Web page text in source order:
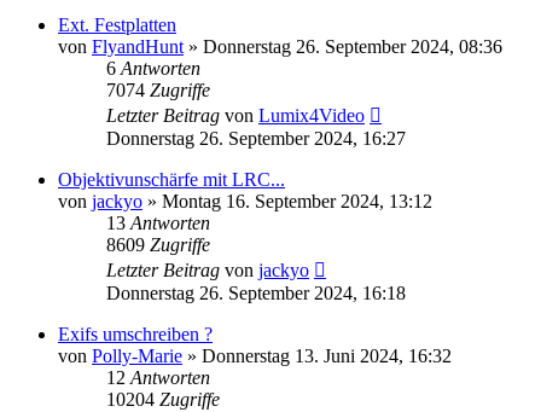
Ext. Festplatten
von FlyandHunt » Donnerstag 26. September 2024, 08:36
6 Antworten
7074 Zugriffe
Letzter Beitrag von Lumix4Video
Donnerstag 26. September 2024, 16:27
Objektivunschärfe mit LRC...
von jackyo » Montag 16. September 2024, 13:12
13 Antworten
8609 Zugriffe
Letzter Beitrag von jackyo
Donnerstag 26. September 2024, 16:18
Exifs umschreiben ?
von Polly-Marie » Donnerstag 13. Juni 2024, 16:32
12 Antworten
10204 Zugriffe